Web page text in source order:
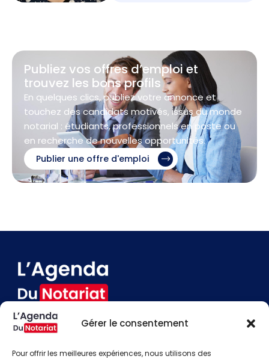
Gérer le consentement
Pour offrir les meilleures expériences, nous utilisons des
Publiez vos offres d’emploi et
trouvez les bons profils
En quelques clics, publiez votre annonce et
touchez des candidats motivés, issus du monde
notarial : étudiants, professionnels en poste ou
en recherche de nouvelles opportunités.
Publier une offre d'emploi
Contact